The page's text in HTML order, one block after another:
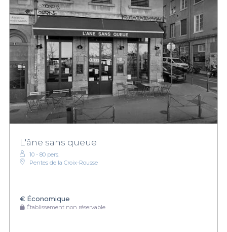
L'âne sans queue
10 - 80 pers.
Pentes de la Croix-Rousse
€ Économique
Établissement non réservable